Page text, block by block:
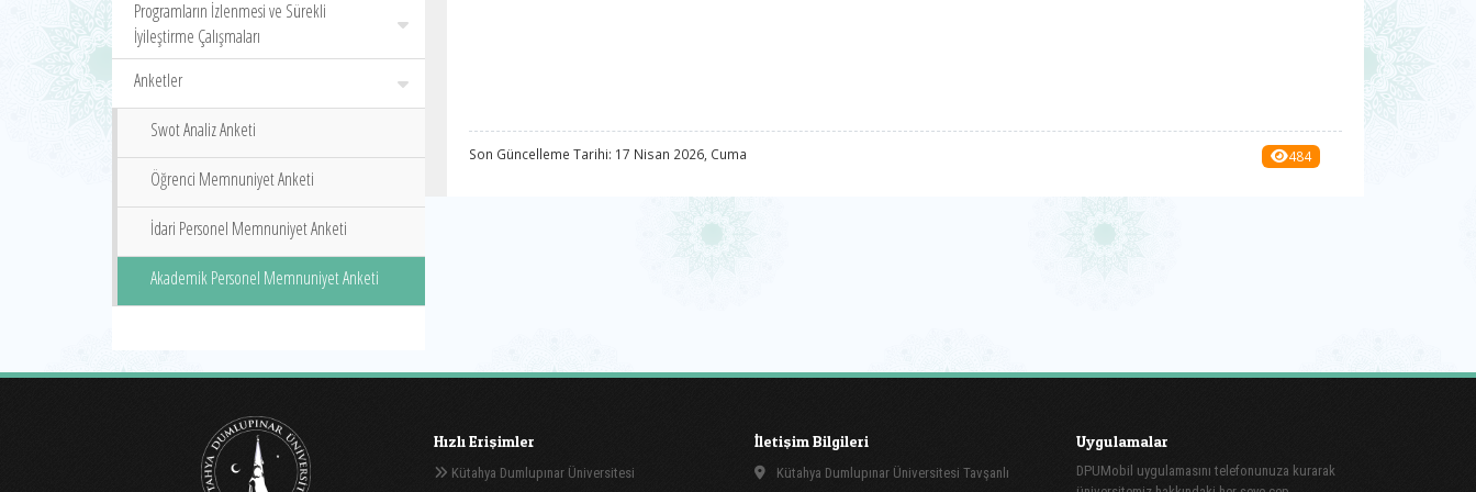
Programların İzlenmesi ve Sürekli
İyileştirme Çalışmaları
Anketler
Swot Analiz Anketi
Öğrenci Memnuniyet Anketi
İdari Personel Memnuniyet Anketi
Akademik Personel Memnuniyet Anketi
Son Güncelleme Tarihi: 17 Nisan 2026, Cuma 484
Hızlı Erişimler
Kütahya Dumlupınar Üniversitesi
İletişim Bilgileri
Kütahya Dumlupınar Üniversitesi Tavşanlı
Uygulamalar
DPUMobil uygulamasını telefonunuza kurarak